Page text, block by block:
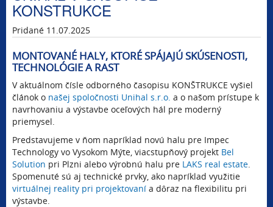
KONSTRUKCE
Pridané 11.07.2025
MONTOVANÉ HALY, KTORÉ SPÁJAJÚ SKÚSENOSTI,
TECHNOLÓGIE A RAST
V aktuálnom čísle odborného časopisu KONŠTRUKCE vyšiel
článok o našej spoločnosti Unihal s.r.o. a o našom prístupe k
navrhovaniu a výstavbe oceľových hál pre moderný
priemysel.
Predstavujeme v ňom napríklad novú halu pre Impec
Technology vo Vysokom Mýte, viacstupňový projekt Bel
Solution pri Plzni alebo výrobnú halu pre LAKS real estate.
Spomenuté sú aj technické prvky, ako napríklad využitie
virtuálnej reality pri projektovaní a dôraz na flexibilitu pri
výstavbe.